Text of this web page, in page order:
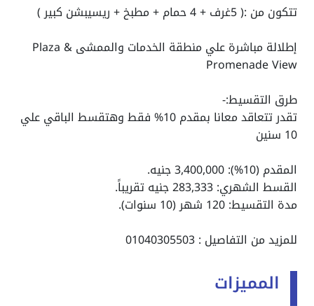
تتكون من :( 5غرف + 4 حمام + مطبخ + ريسيبشن كبير )
إطلالة مباشرة علي منطقة الخدمات والممشى Plaza &
Promenade View
طرق التقسيط:-
تقدر تتعاقد معانا بمقدم 10% فقط وهتقسط الباقي علي
10 سنين
المقدم (10%): 3,400,000 جنيه.
القسط الشهري: 283,333 جنيه تقريباً.
مدة التقسيط: 120 شهر (10 سنوات).
للمزيد من التفاصيل : 01040305503
المميزات